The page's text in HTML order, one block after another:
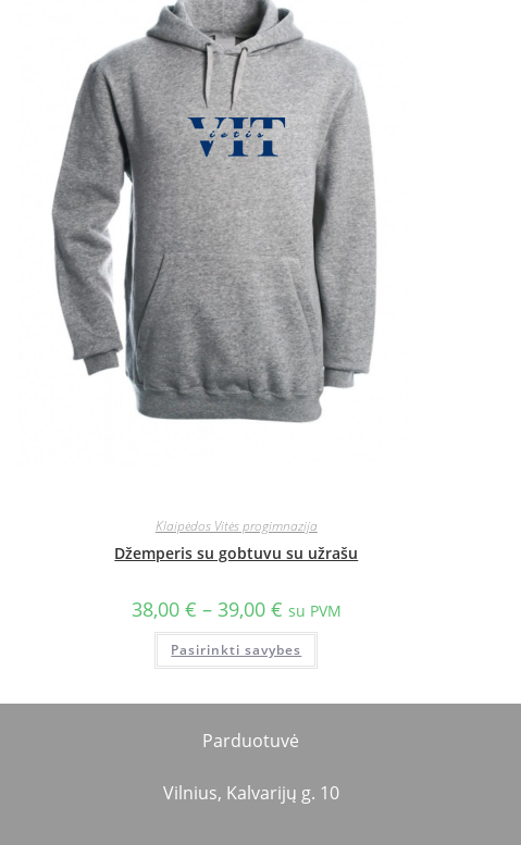
Klaipėdos Vitės progimnazija
Džemperis su gobtuvu su užrašu
38,00 € – 39,00 € su PVM
Pasirinkti savybes
Parduotuvė
Vilnius, Kalvarijų g. 10